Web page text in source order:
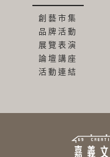
創藝市集
品牌活動
展覽表演
論壇講座
活動連結